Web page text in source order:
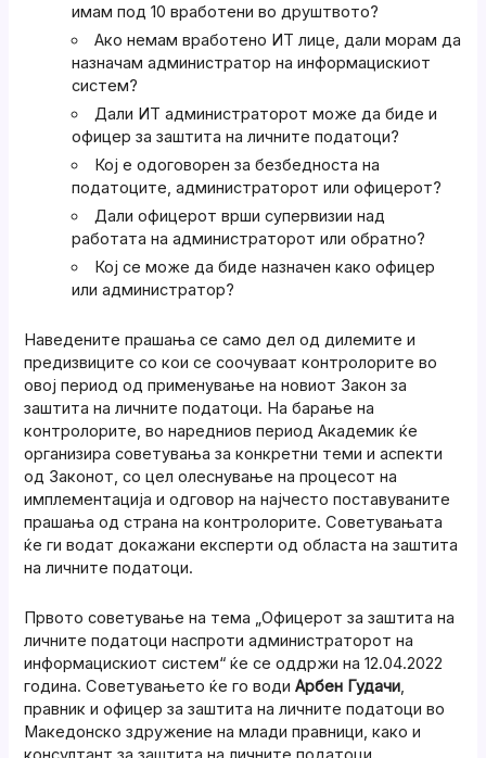
имам под 10 вработени во друштвото?
Ако немам вработено ИТ лице, дали морам да
назначам администратор на информацискиот
систем?
Дали ИТ администраторот може да биде и
офицер за заштита на личните податоци?
Кој е одоговорен за безбедноста на
податоците, администраторот или офицерот?
Дали офицерот врши супервизии над
работата на администраторот или обратно?
Кој се може да биде назначен како офицер
или администратор?
Наведените прашања се само дел од дилемите и
предизвиците со кои се соочуваат контролорите во
овој период од применување на новиот Закон за
заштита на личните податоци. На барање на
контролорите, во наредниов период Академик ќе
организира советувања за конкретни теми и аспекти
од Законот, со цел олеснување на процесот на
имплементација и одговор на најчесто поставуваните
прашања од страна на контролорите. Советувањата
ќе ги водат докажани експерти од областа на заштита
на личните податоци.
Првото советување на тема „Офицерот за заштита на
личните податоци наспроти администраторот на
информацискиот систем“ ќе се оддржи на 12.04.2022
година. Советувањето ќе го водиАрбен Гудачи
правник и офицер за заштита на личните податоци во
Македонско здружение на млади правници, како и